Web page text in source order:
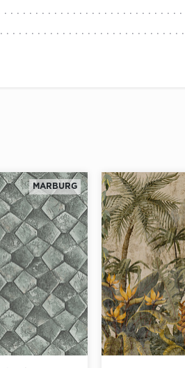
MARBURG